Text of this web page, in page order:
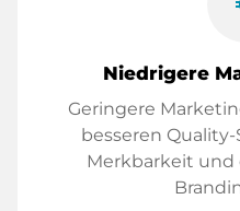
Niedrigere
Geringere
besseren
Merkbarkeit und